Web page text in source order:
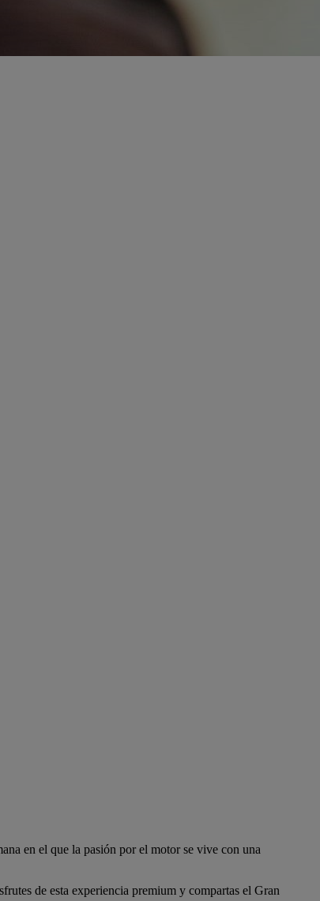
en el que la pasión por el motor se vive con una
de esta experiencia premium y compartas el Gran